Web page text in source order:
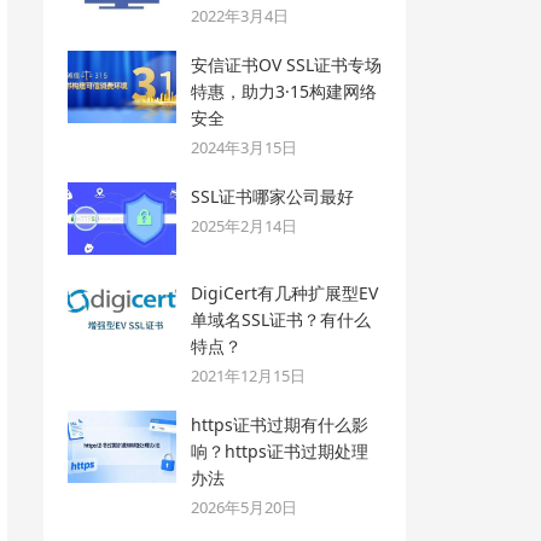
2022年3月4日
安信证书OV SSL证书专场
特惠，助力3·15构建网络
安全
2024年3月15日
SSL证书哪家公司最好
2025年2月14日
DigiCert有几种扩展型EV
单域名SSL证书？有什么
特点？
2021年12月15日
https证书过期有什么影
响？https证书过期处理
办法
2026年5月20日